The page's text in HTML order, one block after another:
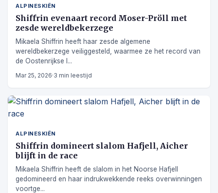
ALPINESKIËN
Shiffrin evenaart record Moser-Pröll met
zesde wereldbekerzege
Mikaela Shiffrin heeft haar zesde algemene
wereldbekerzege veiliggesteld, waarmee ze het record van
de Oostenrijkse l...
Mar 25, 2026·3 min leestijd
ALPINESKIËN
Shiffrin domineert slalom Hafjell, Aicher
blijft in de race
Mikaela Shiffrin heeft de slalom in het Noorse Hafjell
gedomineerd en haar indrukwekkende reeks overwinningen
voortge...